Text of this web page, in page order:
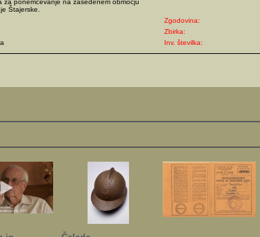
za ponemčevanje na zasedenem območju
Štajerske.
Zgodovina:
Zbirka:
Inv. številka: